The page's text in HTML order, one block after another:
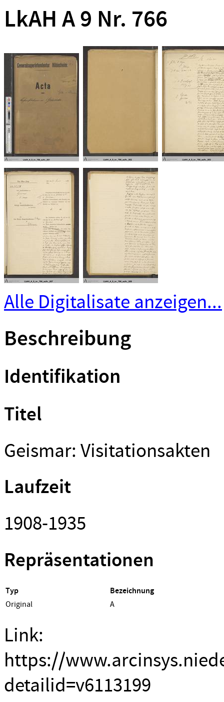
LkAH A 9 Nr. 766
Alle Digitalisate anzeigen...
Beschreibung
Identifikation
Titel
Geismar: Visitationsakten
Laufzeit
1908-1935
Repräsentationen
Typ Bezeichnung
Original A
Link:
https://
detailid=v6113199